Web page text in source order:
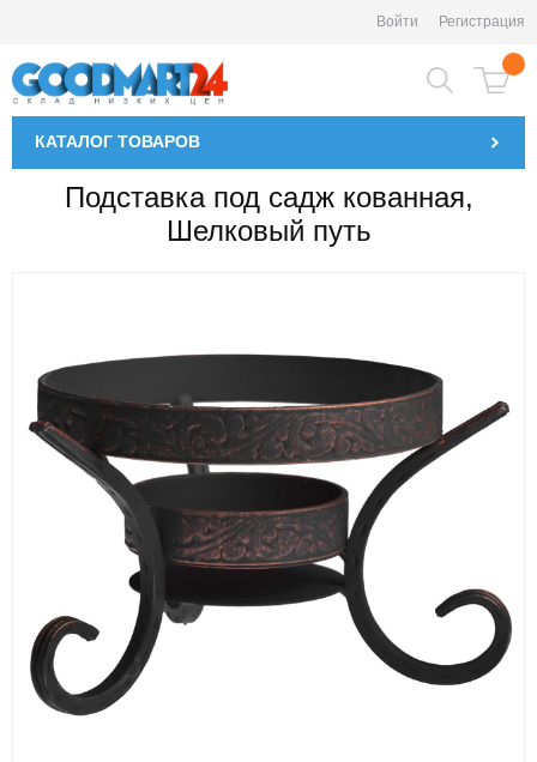
Войти Регистрация
КАТАЛОГ ТОВАРОВ
Подставка под садж кованная,
Шелковый путь